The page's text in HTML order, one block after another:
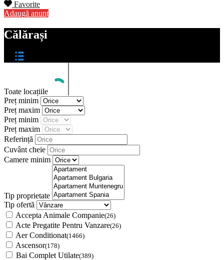
Favorite
Adaugă anunț
Călărași
Toate locațiile
Preț minim
Preț maxim
Preț minim
Preț maxim
Referință
Cuvânt cheie
Camere minim
Tip proprietate
Tip ofertă
Accepta Animale Companie(26)
Acte Pregatite Pentru Vanzare(26)
Aer Conditionat(1466)
Ascensor(178)
Bai Complet Utilate(389)